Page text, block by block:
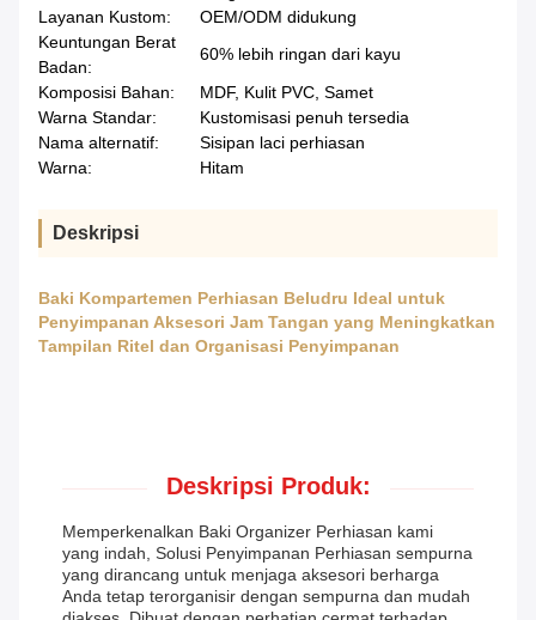
Layanan Kustom:
OEM/ODM didukung
Keuntungan Berat
Badan:
60% lebih ringan dari kayu
Komposisi Bahan:
MDF, Kulit PVC, Samet
Warna Standar:
Kustomisasi penuh tersedia
Nama alternatif:
Sisipan laci perhiasan
Warna:
Hitam
Deskripsi
Baki Kompartemen Perhiasan Beludru Ideal untuk
Penyimpanan Aksesori Jam Tangan yang Meningkatkan
Tampilan Ritel dan Organisasi Penyimpanan
Deskripsi Produk:
Memperkenalkan Baki Organizer Perhiasan kami
yang indah, Solusi Penyimpanan Perhiasan sempurna
yang dirancang untuk menjaga aksesori berharga
Anda tetap terorganisir dengan sempurna dan mudah